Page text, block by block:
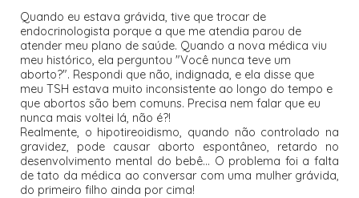
Quando eu estava grávida, tive que trocar de
endocrinologista porque a que me atendia parou de
atender meu plano de saúde. Quando a nova médica viu
meu histórico, ela perguntou "Você nunca teve um
aborto?". Respondi que não, indignada, e ela disse que
meu TSH estava muito inconsistente ao longo do tempo e
que abortos são bem comuns. Precisa nem falar que eu
nunca mais voltei lá, não é?!
Realmente, o hipotireoidismo, quando não controlado na
gravidez, pode causar aborto espontâneo, retardo no
desenvolvimento mental do bebê... O problema foi a falta
de tato da médica ao conversar com uma mulher grávida,
do primeiro filho ainda por cima!